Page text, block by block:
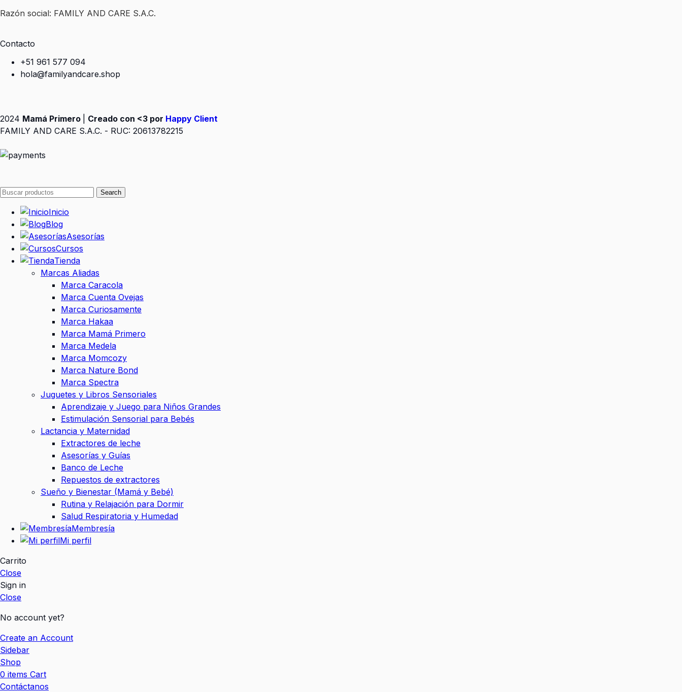
Razón social: FAMILY AND CARE S.A.C.
Contacto
+51 961 577 094
hola@familyandcare.shop
2024 Mamá Primero Creado con <3 por Happy Client
FAMILY AND CARE S.A.C. - RUC: 20613782215
Search
Inicio
Blog
Asesorías
Cursos
Tienda
Marcas Aliadas
Marca Caracola
Marca Cuenta Ovejas
Marca Curiosamente
Marca Hakaa
Marca Mamá Primero
Marca Medela
Marca Momcozy
Marca Nature Bond
Marca Spectra
Juguetes y Libros Sensoriales
Aprendizaje y Juego para Niños Grandes
Estimulación Sensorial para Bebés
Lactancia y Maternidad
Extractores de leche
Asesorías y Guías
Banco de Leche
Repuestos de extractores
Sueño y Bienestar (Mamá y Bebé)
Rutina y Relajación para Dormir
Salud Respiratoria y Humedad
Membresía
Mi perfil
Carrito
Close
Sign in
Close
No account yet?
Create an Account
Sidebar
Shop
0 items Cart
Contáctanos